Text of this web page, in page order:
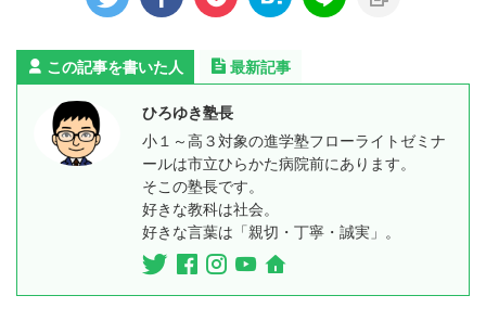
この記事を書いた人 最新記事
ひろゆき塾長
小１～高３対象の進学塾フローライトゼミナ
ールは市立ひらかた病院前にあります。
そこの塾長です。
好きな教科は社会。
好きな言葉は「親切・丁寧・誠実」。